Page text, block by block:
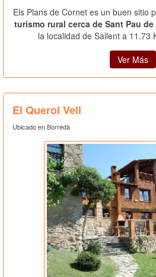
Els Plans de Cornet es un buen sitio
turismo rural cerca de Sant Pau
la localidad de Sallent a 11.73
Ver Más
El Querol Vell
Ubicado en Borredà